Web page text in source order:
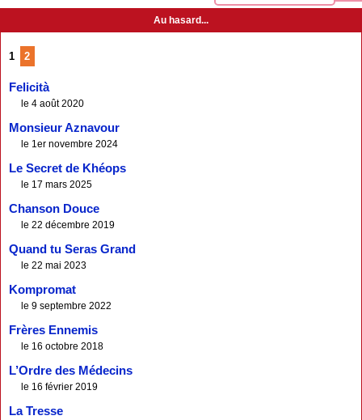
Au hasard...
1 2
Felicità
le 4 août 2020
Monsieur Aznavour
le 1er novembre 2024
Le Secret de Khéops
le 17 mars 2025
Chanson Douce
le 22 décembre 2019
Quand tu Seras Grand
le 22 mai 2023
Kompromat
le 9 septembre 2022
Frères Ennemis
le 16 octobre 2018
L’Ordre des Médecins
le 16 février 2019
La Tresse